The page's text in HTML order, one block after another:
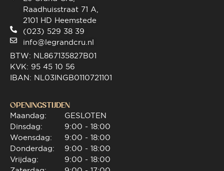
Raadhuisstraat 71 A,
2101 HD Heemstede
(023) 529 38 39
info@legrandcru.nl
BTW: NL867135827B01
KVK: 95 45 10 56
IBAN: NL03INGB0110721101
OPENINGSTIJDEN
Maandag:
Dinsdag:
Woensdag:
Donderdag:
Vrijdag:
GESLOTEN
9:00 - 18:00
9:00 - 18:00
9:00 - 18:00
9:00 - 18:00